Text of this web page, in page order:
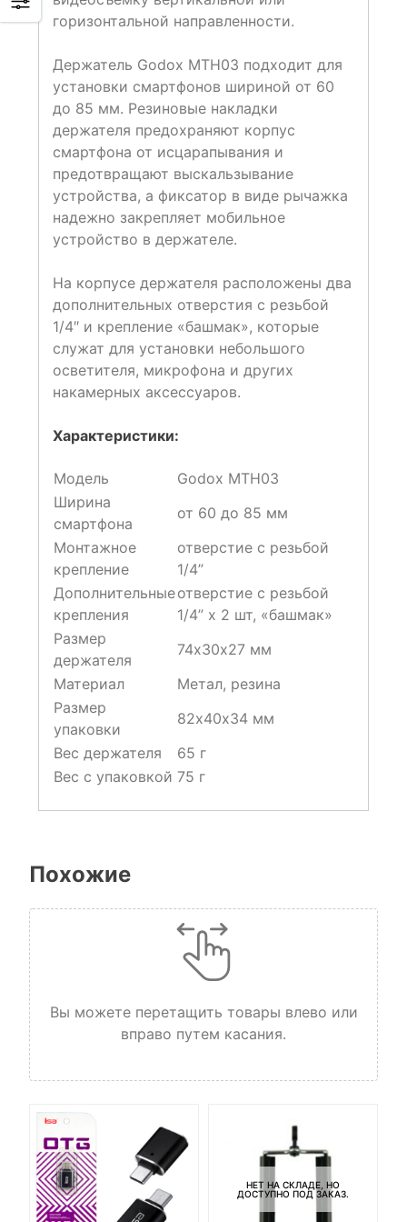
горизонтальной направленности.
Держатель Godox MTH03 подходит для
установки смартфонов шириной от 60
до 85 мм. Резиновые накладки
держателя предохраняют корпус
смартфона от исцарапывания и
предотвращают выскальзывание
устройства, а фиксатор в виде рычажка
надежно закрепляет мобильное
устройство в держателе.
На корпусе держателя расположены два
дополнительных отверстия с резьбой
1/4″ и крепление «башмак», которые
служат для установки небольшого
осветителя, микрофона и других
накамерных аксессуаров.
Характеристики:
Модель
Godox MTH03
Ширина
смартфона
от 60 до 85 мм
Монтажное
крепление
отверстие с резьбой
1/4”
Дополнительные
крепления
отверстие с резьбой
1/4” х 2 шт, «башмак»
Размер
держателя
74х30х27 мм
Материал
Метал, резина
Размер
упаковки
82х40х34 мм
Вес держателя
65 г
Вес с упаковкой 75 г
Похожие
Вы можете перетащить товары влево или
вправо путем касания.
НЕТ НА СКЛАДЕ, НО
ДОСТУПНО ПОД ЗАКАЗ.